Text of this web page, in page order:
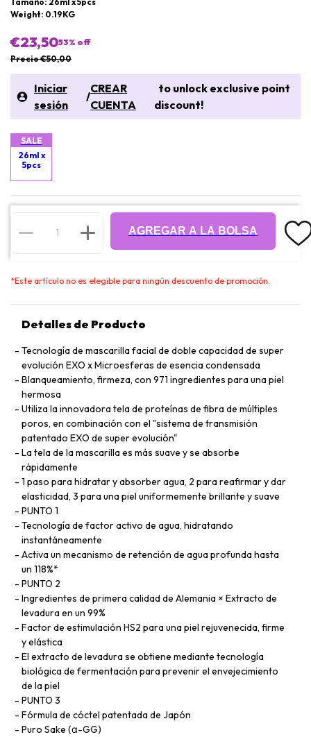
Weight: 0.19KG
€23,5053% off
Precio €50,00
Iniciar
sesión
/
CREAR
CUENTA
to unlock exclusive point
discount!
SALE
26ml x
5pcs
AGREGAR A LA BOLSA
*Este artículo no es elegible para ningún descuento de promoción.
Detalles de Producto
Tecnología de mascarilla facial de doble capacidad de super
evolución EXO x Microesferas de esencia condensada
Blanqueamiento, firmeza, con 971 ingredientes para una piel
hermosa
Utiliza la innovadora tela de proteínas de fibra de múltiples
poros, en combinación con el "sistema de transmisión
patentado EXO de super evolución"
La tela de la mascarilla es más suave y se absorbe
rápidamente
1 paso para hidratar y absorber agua, 2 para reafirmar y dar
elasticidad, 3 para una piel uniformemente brillante y suave
PUNTO 1
Tecnología de factor activo de agua, hidratando
instantáneamente
Activa un mecanismo de retención de agua profunda hasta
un 118%*
PUNTO 2
Ingredientes de primera calidad de Alemania × Extracto de
levadura en un 99%
Factor de estimulación HS2 para una piel rejuvenecida, firme
y elástica
El extracto de levadura se obtiene mediante tecnología
biológica de fermentación para prevenir el envejecimiento
de la piel
PUNTO 3
Fórmula de cóctel patentada de Japón
Puro Sake (α-GG)